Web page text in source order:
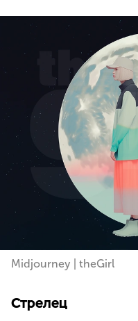
Midjourney | theGirl
Стрелец